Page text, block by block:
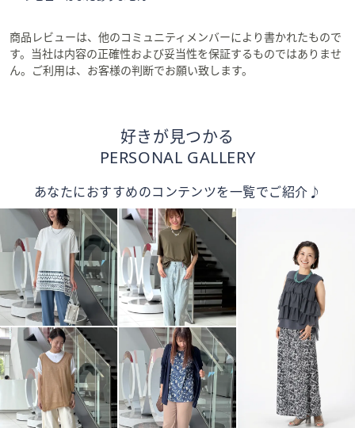
商品レビューは、他のコミュニティメンバーにより書かれたもので
す。当社は内容の正確性および妥当性を保証するものではありませ
ん。ご利用は、お客様の判断でお願い致します。
好きが見つかる
PERSONAL GALLERY
あなたにおすすめのコンテンツを一覧でご紹介♪